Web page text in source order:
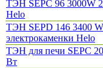
ТЭН SEPC 96 3000W
Helo
ТЭН SEPD 146 3400
электрокаменки Helo
ТЭН для печи SEPC
Вт